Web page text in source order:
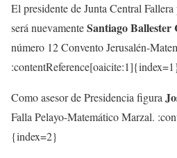
El presidente de Junta Central
será nuevamenteSantiago Ballester
número 12 Convento Jerusalén-
Como asesor de Presidencia figura
Falla Pelayo-Matemático Marzal.
{index=2}